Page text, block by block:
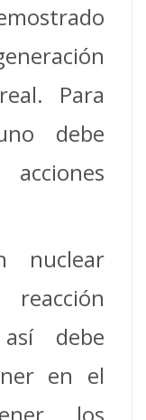
Para
debe
nuclear
debe
en el
los